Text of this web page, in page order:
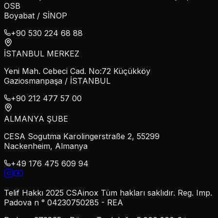
OSB
Boyabat / SİNOP
+90 530 224 68 88
İSTANBUL MERKEZ
Yeni Mah. Cebeci Cad. No:72 Küçükköy
Gaziosmanpaşa / İSTANBUL
+90 212 477 57 00
ALMANYA ŞUBE
CESA Sogutma Karolingerstraße 2, 55299
Nackenheim, Almanya
+49 176 475 609 94
Telif Hakkı 2025 CSAinox Tüm hakları saklıdır. Reg. Imp.
Padova n ° 04230750285 - REA